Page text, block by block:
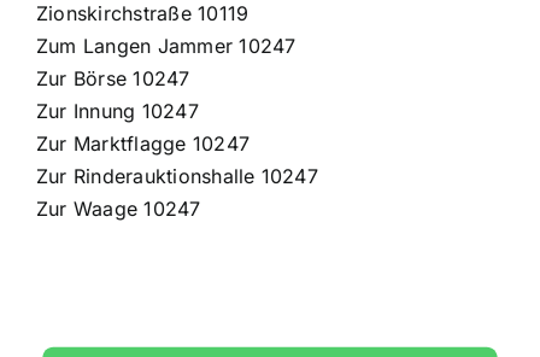
Zionskirchstraße 10119
Zum Langen Jammer 10247
Zur Börse 10247
Zur Innung 10247
Zur Marktflagge 10247
Zur Rinderauktionshalle 10247
Zur Waage 10247